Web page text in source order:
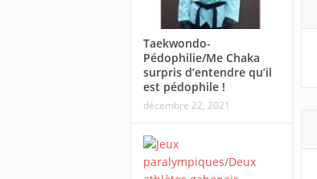
Taekwondo-
Pédophilie/Me Chaka
surpris d’entendre qu’il
est pédophile !
décembre 22, 2021